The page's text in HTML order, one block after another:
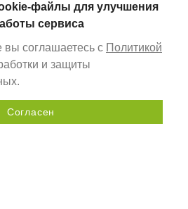
Отправить запрос
файлы для улучшения
сервиса
вы соглашаетесь с Политикой
и защиты
Согласен